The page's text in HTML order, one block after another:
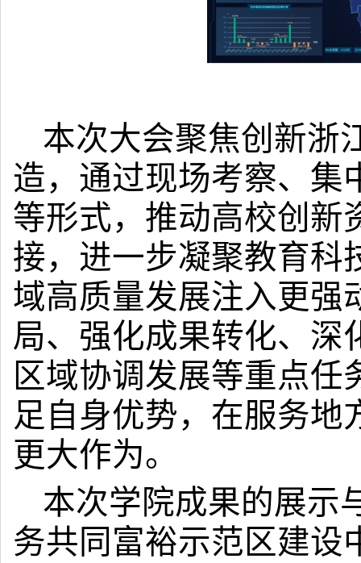
本次大会聚焦创新浙
造，通过现场考察、集
等形式，推动高校创新
接，进一步凝聚教育科
域高质量发展注入更强
局、强化成果转化、深
区域协调发展等重点
足自身优势，在服务地
更大作为。
本次学院成果的展示
务共同富裕示范区建设